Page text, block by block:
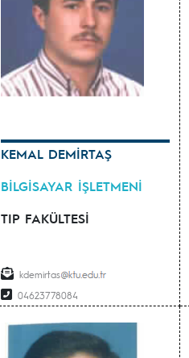
KEMAL DEMİRTAŞ
BİLGİSAYAR İŞLETMENİ
TIP FAKÜLTESİ
kdemirtas
04623778084